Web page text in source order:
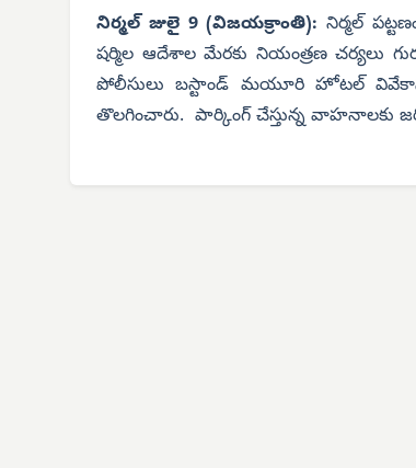
నిర్మల్ జులై 9 (విజయక్రాంతి):నిర్మల్
షర్మిల ఆదేశాల మేరకు నియంత్రణ చర్యలు
పోలీసులు బస్టాండ్ మయూరి హోటల్
తొలగించారు. పార్కింగ్ చేస్తున్న వాహనాలకు